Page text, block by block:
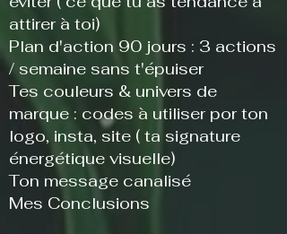
attirer à toi)
Plan d'action 90 jours : 3 actions
/ semaine sans t'épuiser
​Tes couleurs & univers de
marque : codes à utiliser por ton
logo, insta, site ( ta signature
énergétique visuelle)
Ton message canalisé
​Mes Conclusions